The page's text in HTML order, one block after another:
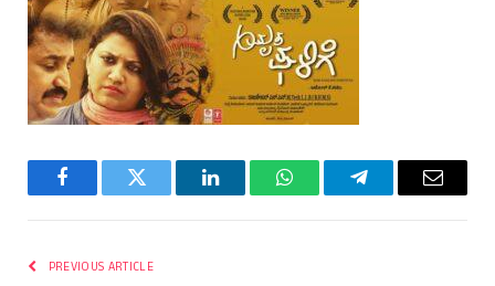
FacebookTwitter LinkedInWhatsAppTelegramEmail
PREVIOUS ARTICLE